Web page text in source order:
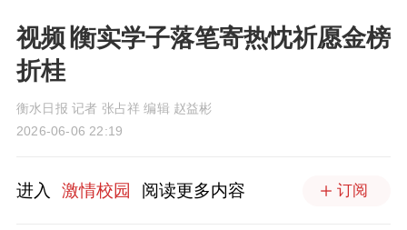
视频∣衡实学子落笔寄热忱祈愿金榜
折桂
衡水日报 记者 张占祥 编辑 赵益彬
2026-06-06 22:19
进入 激情校园 阅读更多内容 订阅